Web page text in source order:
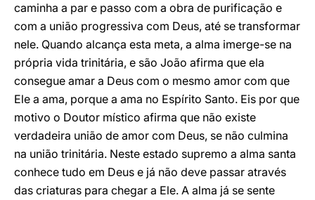
caminha a par e passo com a obra de purificação e
com a união progressiva com Deus, até se transformar
nele. Quando alcança esta meta, a alma imerge-se na
própria vida trinitária, e são João afirma que ela
consegue amar a Deus com o mesmo amor com que
Ele a ama, porque a ama no Espírito Santo. Eis por que
motivo o Doutor místico afirma que não existe
verdadeira união de amor com Deus, se não culmina
na união trinitária. Neste estado supremo a alma santa
conhece tudo em Deus e já não deve passar através
das criaturas para chegar a Ele. A alma já se sente